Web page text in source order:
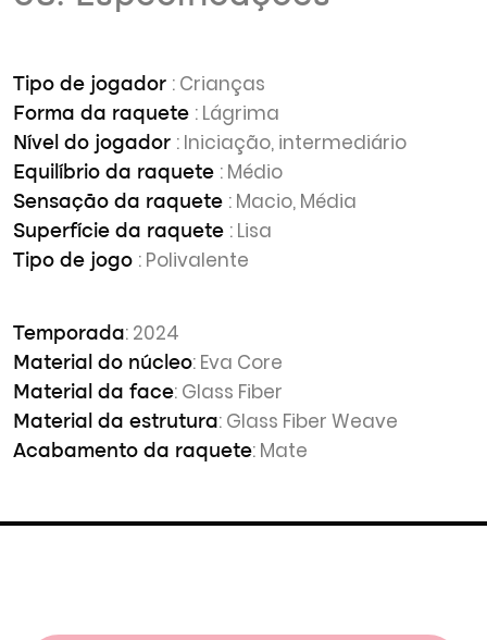
Tipo de jogador : Crianças
Forma da raquete : Lágrima
Nível do jogador : Iniciação, intermediário
Equilíbrio da raquete : Médio
Sensação da raquete : Macio, Média
Superfície da raquete : Lisa
Tipo de jogo : Polivalente
Temporada: 2024
Material do núcleo: Eva Core
Material da face: Glass Fiber
Material da estrutura: Glass Fiber Weave
Acabamento da raquete: Mate